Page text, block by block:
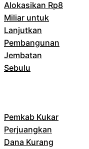
Alokasikan Rp8
Miliar untuk
Lanjutkan
Pembangunan
Jembatan
Sebulu
Pemkab Kukar
Perjuangkan
Dana Kurang